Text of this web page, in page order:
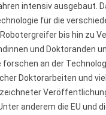
intensiv ausgebaut.
für die
bis hin zu
und Doktoranden
an der
Doktorarbeiten und
anderem die EU und